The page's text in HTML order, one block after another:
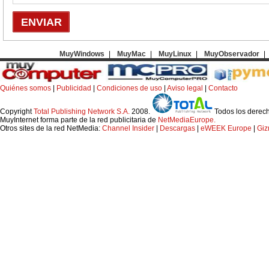
MuyWindows MuyMac MuyLinux MuyObservador
Quiénes somos Publicidad Condiciones de uso Aviso legal Contacto
CopyrightTotal Publishing Network S.A. 2008.
Todos los
MuyInternet forma parte de la red publicitaria de NetMediaEurope.
Otros sites de la red NetMedia: Channel Insider Descargas eWEEK Europe